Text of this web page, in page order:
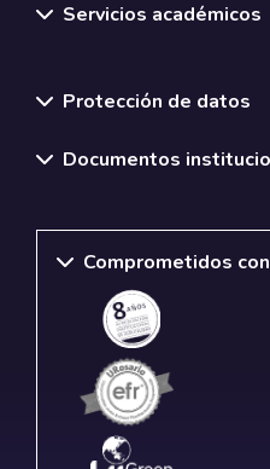
Servicios académicos
Protección de datos
Documentos
Comprometidos